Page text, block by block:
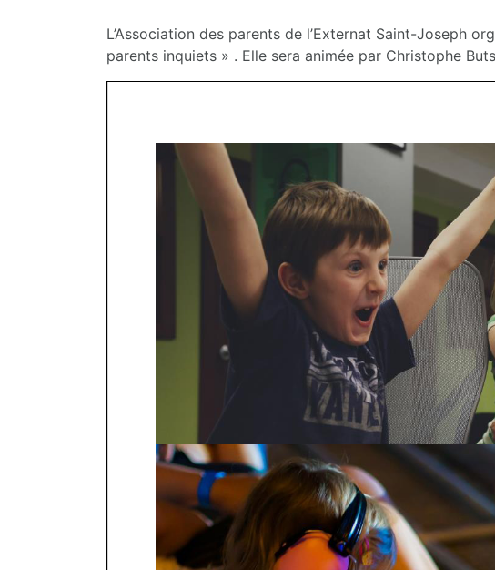
L’Association des parents de l’Externat Saint-Joseph
parents inquiets » . Elle sera animée par Christophe